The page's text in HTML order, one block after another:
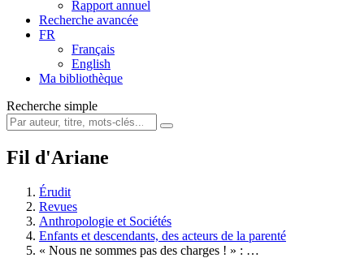
Rapport annuel
Recherche avancée
FR
Français
English
Ma bibliothèque
Recherche simple
Fil d'Ariane
Érudit
Revues
Anthropologie et Sociétés
Enfants et descendants, des acteurs de la parenté
« Nous ne sommes pas des charges ! » : …